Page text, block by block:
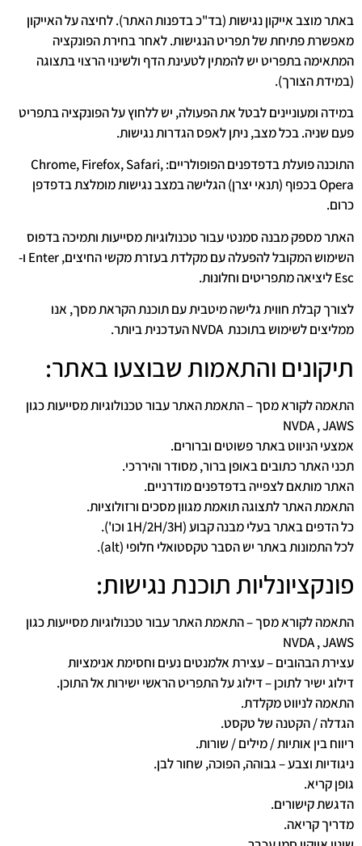
באתר מוצב אייקון נגישות (בד"כ בדפנות האתר). לחיצה על האייקון
מאפשרת פתיחת של תפריט הנגישות. לאחר בחירת הפונקציה
המתאימה בתפריט יש להמתין לטעינת הדף ולשינוי הרצוי בתצוגה
(במידת הצורך).
במידה ומעוניינים לבטל את הפעולה, יש ללחוץ על הפונקציה בתפריט
פעם שניה. בכל מצב, ניתן לאפס הגדרות נגישות.
התוכנה פועלת בדפדפנים הפופולריים: Chrome, Firefox, Safari,
Opera בכפוף (תנאי יצרן) הגלישה במצב נגישות מומלצת בדפדפן
כרום.
האתר מספק מבנה סמנטי עבור טכנולוגיות מסייעות ותמיכה בדפוס
השימוש המקובל להפעלה עם מקלדת בעזרת מקשי החיצים, Enter ו-
Esc ליציאה מתפריטים וחלונות.
לצורך קבלת חווית גלישה מיטבית עם תוכנת הקראת מסך, אנו
ממליצים לשימוש בתוכנת NVDA העדכנית ביותר.
תיקונים והתאמות שבוצעו באתר:
התאמה לקורא מסך – התאמת האתר עבור טכנולוגיות מסייעות כגון
NVDA , JAWS
אמצעי הניווט באתר פשוטים וברורים.
תכני האתר כתובים באופן ברור, מסודר והיררכי.
האתר מותאם לצפייה בדפדפנים מודרניים.
התאמת האתר לתצוגה תואמת מגוון מסכים ורזולוציות.
כל הדפים באתר בעלי מבנה קבוע (1H/2H/3H וכו').
לכל התמונות באתר יש הסבר טקסטואלי חלופי (alt).
פונקציונליות תוכנת נגישות:
התאמה לקורא מסך – התאמת האתר עבור טכנולוגיות מסייעות כגון
NVDA , JAWS
עצירת הבהובים – עצירת אלמנטים נעים וחסימת אנימציות
דילוג ישיר לתוכן – דילוג על התפריט הראשי ישירות אל התוכן.
התאמה לניווט מקלדת.
הגדלה / הקטנה של טקסט.
ריווח בין אותיות / מילים / שורות.
ניגודיות וצבע – גבוהה, הפוכה, שחור לבן.
גופן קריא.
הדגשת קישורים.
מדריך קריאה.